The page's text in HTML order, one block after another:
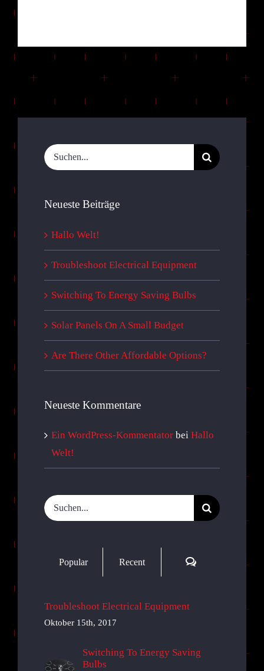
Suche
nach:
Neueste Beiträge
Hallo Welt!
Troubleshoot Electrical Equipment
Switching To Energy Saving Bulbs
Solar Panels On A Small Budget
Are There Other Affordable Options?
Neueste Kommentare
Ein WordPress-Kommentator bei Hallo
Welt!
Suche
nach:
Popular Recent Comments
Troubleshoot Electrical Equipment
Oktober 15th, 2017
Switching To Energy Saving
Bulbs